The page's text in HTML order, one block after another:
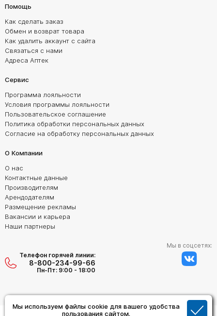
Мы используем файлы cookie для вашего удобства
пользования сайтом.
Помощь
Как сделать заказ
Обмен и возврат товара
Как удалить аккаунт с сайта
Связаться с нами
Адреса Аптек
Сервис
Программа лояльности
Условия программы лояльности
Пользовательское соглашение
Политика обработки персональных данных
Согласие на обработку персональных данных
О Компании
О нас
Контактные данные
Производителям
Арендодателям
Размещение рекламы
Вакансии и карьера
Наши партнеры
Телефон горячей линии:
8-800-234-99-66
Пн-Пт: 9:00 - 18:00
Мы в соцсетях: